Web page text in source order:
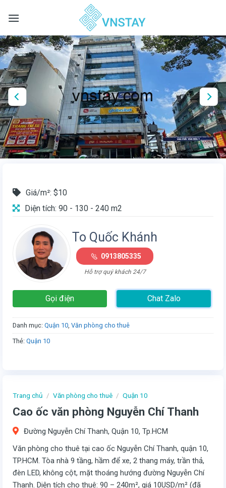
Trang chủ / Văn phòng cho thuê / Quận 10
Cao ốc văn phòng Nguyễn Chí Thanh
Đường Nguyễn Chí Thanh, Quận 10, Tp.HCM
Văn phòng cho thuê tại cao ốc Nguyễn Chí Thanh, quận 10,
TP.HCM. Tòa nhà 9 tầng, hầm để xe, 2 thang máy, trần thả,
đèn LED, không cột, mặt thoáng hướng đường Nguyễn Chí
Thanh. Diện tích cho thuê: 90 – 240m², giá 10USD/m² (đã
Giá/m²: $10
Diện tích: 90 - 130 - 240 m2
To Quốc Khánh
0913805335
Hỗ trợ quý khách 24/7
Gọi điện Chat Zalo
Danh mục: Quận 10 Văn phòng cho thuê
Thẻ: Quận 10